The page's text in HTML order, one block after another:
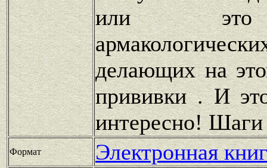
или это
делающих на
прививки . И
интересно! Шаги
Формат Электронная